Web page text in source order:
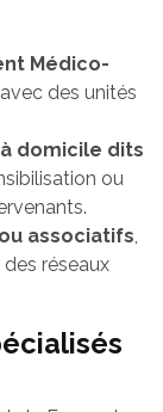
Médico-
des unités
domicile dits
ou
associatifs,
réseaux